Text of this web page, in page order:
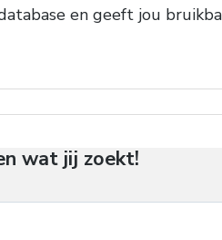
en geeft jou
wat jij zoekt!